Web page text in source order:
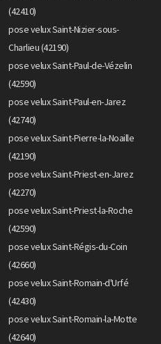
(42410)
pose velux Saint-Nizier-sous-
Charlieu (42190)
pose velux Saint-Paul-de-Vézelin
(42590)
pose velux Saint-Paul-en-Jarez
(42740)
pose velux Saint-Pierre-la-Noaille
(42190)
pose velux Saint-Priest-en-Jarez
(42270)
pose velux Saint-Priest-la-Roche
(42590)
pose velux Saint-Régis-du-Coin
(42660)
pose velux Saint-Romain-d'Urfé
(42430)
pose velux Saint-Romain-la-Motte
(42640)